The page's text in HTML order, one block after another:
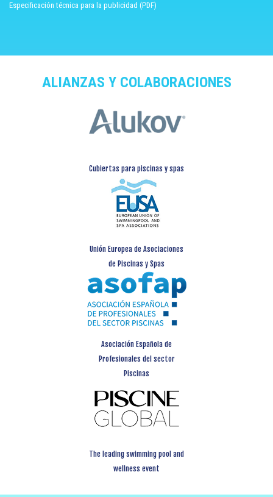
Especificación técnica para la publicidad (PDF)
ALIANZAS Y COLABORACIONES
Cubiertas para piscinas y spas
Unión Europea de Asociaciones
de Piscinas y Spas
Asociación Española de
Profesionales del sector
Piscinas
The leading swimming pool and
wellness event